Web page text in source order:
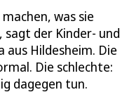
was sie
der Kinder- und
aus Hildesheim. Die
Die schlechte:
dagegen tun.